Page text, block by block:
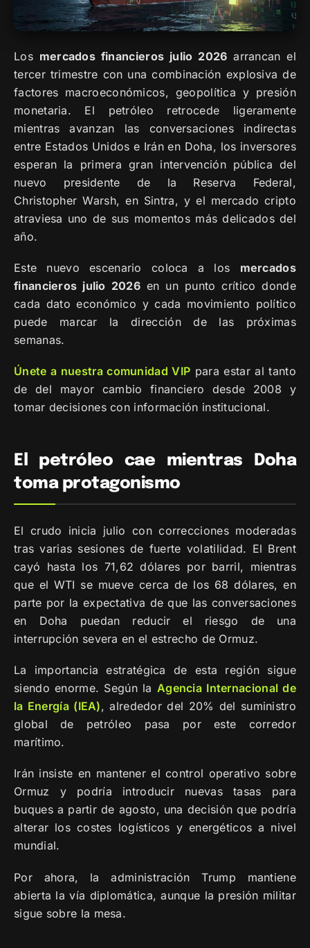
Los mercados financieros julio 2026 arrancan el
tercer trimestre con una combinación explosiva de
factores macroeconómicos, geopolítica y presión
monetaria. El petróleo retrocede ligeramente
mientras avanzan las conversaciones indirectas
entre Estados Unidos e Irán en Doha, los inversores
esperan la primera gran intervención pública del
nuevo presidente de la Reserva Federal,
Christopher Warsh, en Sintra, y el mercado cripto
atraviesa uno de sus momentos más delicados del
año.
Este nuevo escenario coloca a los mercados
financieros julio 2026en un punto crítico donde
cada dato económico y cada movimiento político
puede marcar la dirección de las próximas
semanas.
Únete a nuestra comunidad VIP para estar al tanto
de del mayor cambio financiero desde 2008 y
tomar decisiones con información institucional.
El petróleo cae mientras Doha
toma protagonismo
El crudo inicia julio con correcciones moderadas
tras varias sesiones de fuerte volatilidad. El Brent
cayó hasta los 71,62 dólares por barril, mientras
que el WTI se mueve cerca de los 68 dólares, en
parte por la expectativa de que las conversaciones
en Doha puedan reducir el riesgo de una
interrupción severa en el estrecho de Ormuz.
La importancia estratégica de esta región sigue
siendo enorme. Según la Agencia Internacional de
la Energía (IEA), alrededor del 20% del suministro
global de petróleo pasa por este corredor
marítimo.
Irán insiste en mantener el control operativo sobre
Ormuz y podría introducir nuevas tasas para
buques a partir de agosto, una decisión que podría
alterar los costes logísticos y energéticos a nivel
mundial.
Por ahora, la administración Trump mantiene
abierta la vía diplomática, aunque la presión militar
sigue sobre la mesa.